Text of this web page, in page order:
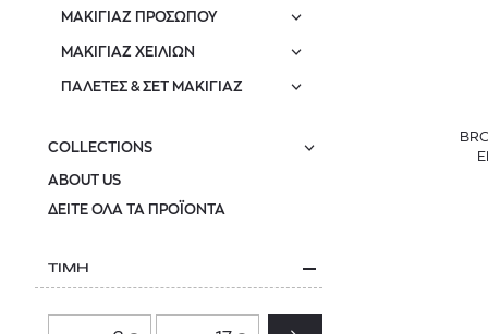
ΜΑΚΙΓΙΑΖ ΠΡΟΣΩΠΟΥ
ΜΑΚΙΓΙΑΖ ΧΕΙΛΙΩΝ
ΠΑΛΕΤΕΣ & ΣΕΤ ΜΑΚΙΓΙΑΖ
COLLECTIONS
ABOUT US
ΔΕΙΤΕ ΟΛΑ ΤΑ ΠΡΟΪΟΝΤΑ
ΤΙΜΗ